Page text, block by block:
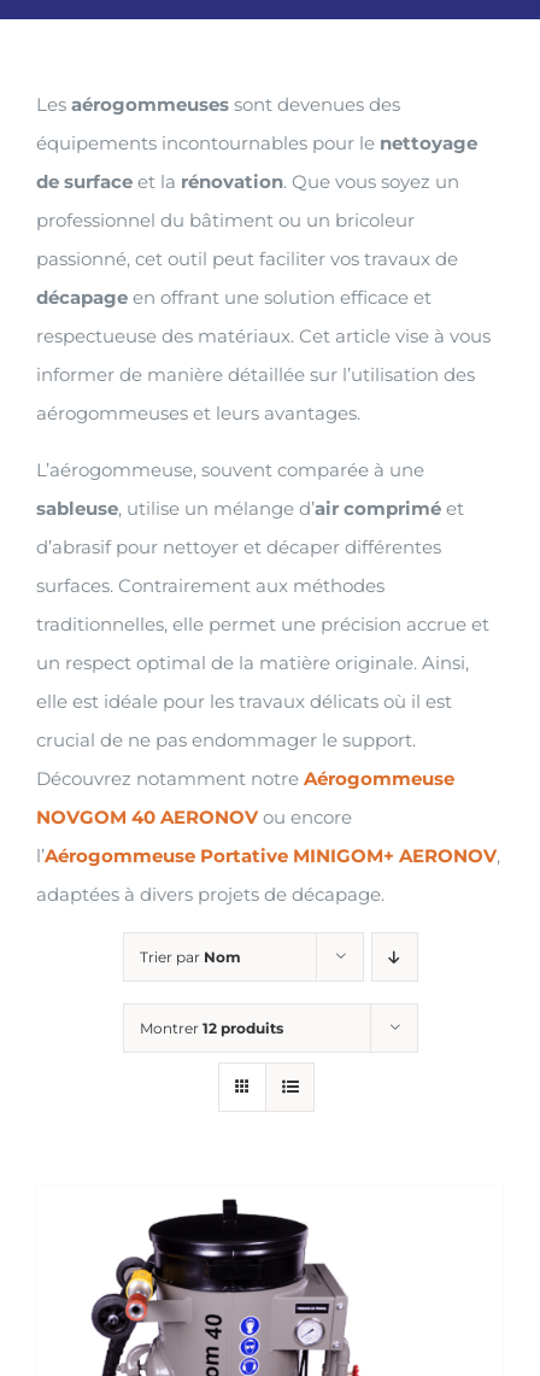
Les aérogommeuses sont devenues des
équipements incontournables pour le nettoyage
de surface et la rénovation. Que vous soyez un
professionnel du bâtiment ou un bricoleur
passionné, cet outil peut faciliter vos travaux de
décapage en offrant une solution efficace et
respectueuse des matériaux. Cet article vise à vous
informer de manière détaillée sur l’utilisation des
aérogommeuses et leurs avantages.
L’aérogommeuse, souvent comparée à une
sableuse, utilise un mélange d’air comprimé et
d’abrasif pour nettoyer et décaper différentes
surfaces. Contrairement aux méthodes
traditionnelles, elle permet une précision accrue et
un respect optimal de la matière originale. Ainsi,
elle est idéale pour les travaux délicats où il est
crucial de ne pas endommager le support.
Découvrez notamment notre Aérogommeuse
NOVGOM 40 AERONOV ou encore
l’Aérogommeuse Portative MINIGOM+ AERONOV,
adaptées à divers projets de décapage.
Trier par Nom
Montrer 12 produits